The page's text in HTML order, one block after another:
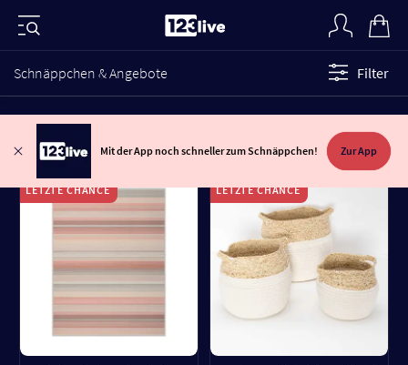
Schnäppchen & Angebote Filter
Mit der App noch schneller zum Schnäppchen! Zur App
LETZTE CHANCE LETZTE CHANCE